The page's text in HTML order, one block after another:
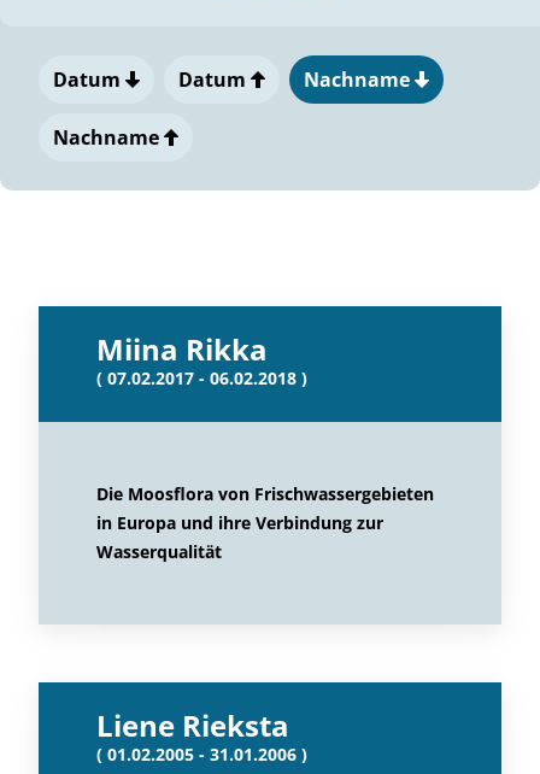
Datum Datum Nachname
Nachname
Miina Rikka
( 07.02.2017 - 06.02.2018 )
Die Moosflora von Frischwassergebieten
in Europa und ihre Verbindung zur
Wasserqualität
Liene Rieksta
( 01.02.2005 - 31.01.2006 )